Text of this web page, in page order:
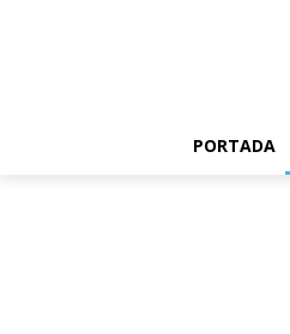
PORTADA